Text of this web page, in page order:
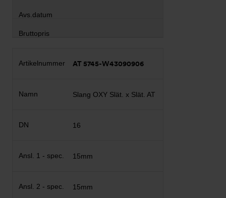
AT 5745-W43090906
Slang OXY Slät. x Slät. AT
16
15mm
15mm